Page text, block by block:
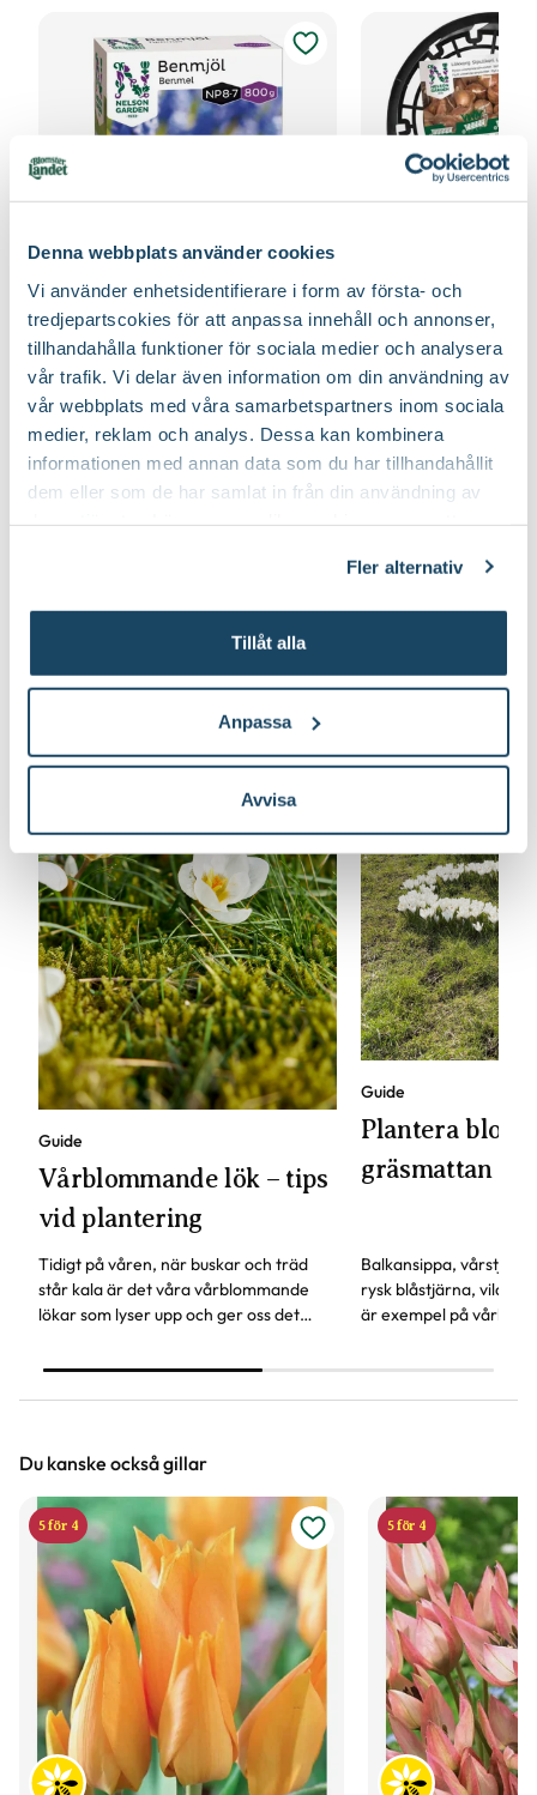
Denna webbplats använder cookies
Vi använder enhetsidentifierare i form av första- och
tredjepartscokies för att anpassa innehåll och annonser,
tillhandahålla funktioner för sociala medier och analysera
vår trafik. Vi delar även information om din användning av
vår webbplats med våra samarbetspartners inom sociala
medier, reklam och analys. Dessa kan kombinera
informationen med annan data som du har tillhandahållit
dem eller som de har samlat in från din användning av
Fler alternativ
Tillåt alla
Anpassa
Avvisa
Benmjöl
Nelson Garden
99:-
Välj butik
Online
Slut i lager
Till Produkten
till Benmjöl produktsida
Lökkorg 3-pack
Nelson Garden
4990
Välj butik
Online
Till
Guide
Vårblommande lök – tips
vid plantering
Tidigt på våren, när buskar och träd
står kala är det våra vårblommande
lökar som lyser upp och ger oss det
Guide
Plantera
gräsmattan
Balkansippa,
rysk blåstjärna,
är exempel på
roligt höstpyssel!
Du kanske också gillar
5 för 4 5 för 4